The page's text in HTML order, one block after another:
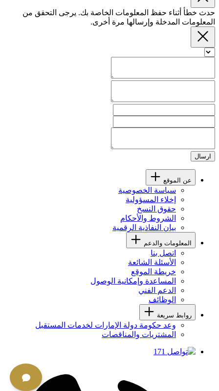
حدث خطأ أثناء حفظ المعلومات الخاصة بك. يرجى التحقق من
المعلومات المدخلة وإرسالها مرة أخرى.
ارسال
عن الموقع
سياسة الخصوصية
إخلاء المسؤولية
حقوق النسخ
الشروط والأحكام
بيان النفاذية الرقمية
المعلومات والدعم
اتصل بنا
الأسئلة الشائعة
خريطة الموقع
المساعدة وإمكانية الوصول
الدعم الفني
الوظائف
روابط سريعة
وعد حكومة دولة الإمارات لخدمات المستقبل
المشتريات والمناقصات